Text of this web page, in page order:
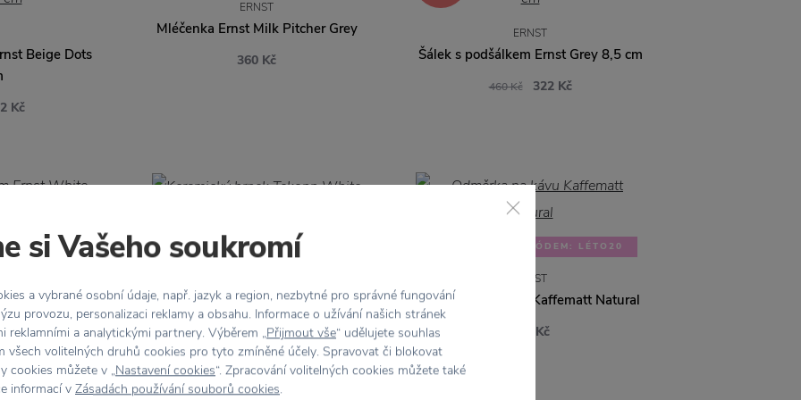
Beige Dots
Kč
ERNST
Mléčenka Ernst Milk Pitcher Grey
360 Kč
ERNST
Šálek s podšálkem Ernst Grey 8,5 cm
460 Kč 322 Kč
Kč
Keramický hrnek Tekopp White SLEVA 20 % S KÓDEM: LÉTO20
ERNST
Odměrka na kávu Kaffematt Natural
275 Kč
si Vašeho soukromí
a vybrané osobní údaje, např. jazyk a region, nezbytné pro správné fungování
provozu, personalizaci reklamy a obsahu. Informace o užívání našich stránek
reklamními a analytickými partnery. Výběrem „Přijmout vše“ udělujete souhlas
všech volitelných druhů cookies pro tyto zmíněné účely. Spravovat či blokovat
cookies můžete v „Nastavení cookies“. Zpracování volitelných cookies můžete také
informací v Zásadách používání souborů cookies.